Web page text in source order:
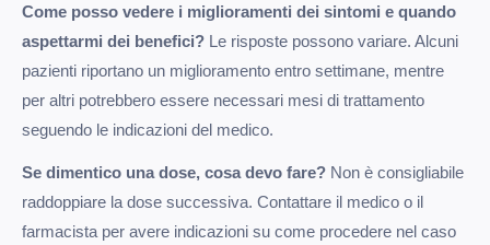
Come posso vedere i miglioramenti dei sintomi e quando
aspettarmi dei benefici? Le risposte possono variare. Alcuni
pazienti riportano un miglioramento entro settimane, mentre
per altri potrebbero essere necessari mesi di trattamento
seguendo le indicazioni del medico.
Se dimentico una dose, cosa devo fare? Non è consigliabile
raddoppiare la dose successiva. Contattare il medico o il
farmacista per avere indicazioni su come procedere nel caso